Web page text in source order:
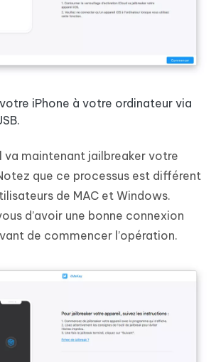
iPhone à votre ordinateur via
va maintenant jailbreaker votre
que ce processus est différent
de MAC et Windows.
d’avoir une bonne connexion
de commencer l’opération.